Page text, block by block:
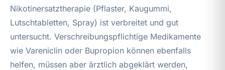
Nikotinersatztherapie (Pflaster, Kaugummi,
Lutschtabletten, Spray) ist verbreitet und gut
untersucht. Verschreibungspflichtige Medikamente
wie Vareniclin oder Bupropion können ebenfalls
helfen, müssen aber ärztlich abgeklärt werden,